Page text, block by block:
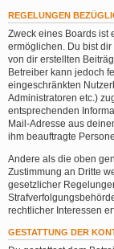
REGELUNGEN
Zweck eines Boards ist
ermöglichen. Du bist
von dir erstellten
Betreiber kann jedoch
eingeschränkten
Administratoren etc.)
entsprechenden
Mail-Adresse aus
ihm beauftragte
Andere als die oben
Zustimmung an Dritte
gesetzlicher
rechtlicher Interessen
GESTATTUNG DER